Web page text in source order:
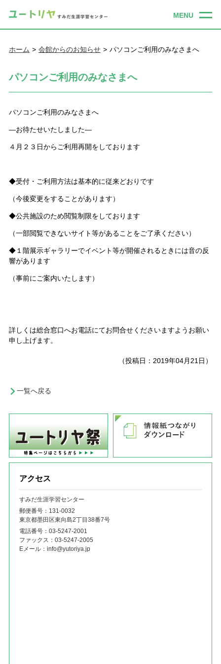
ホーム 会館からのお知らせ パソコンご利用のみなさまへ
パソコンご利用のみなさまへ
パソコンご利用のみなさまへ
―お待たせいたしました―
４月２３日からご利用再開をしております
◆受付・ご利用方法は基本的に従来どおりです
（今後変更をすることがあります）
◆公共施設のため閲覧制限をしております
（一部閲覧できないサイト等があることをご了承ください）
◆１階展示ギャラリーでイベント等が開催されるときには音の反
響があります
（事前にご案内いたします）
詳しくは総合窓口へお電話にてお問合せくださいますようお願い
申し上げます。
（投稿日：2019年04月21日）
一覧へ戻る
アクセス
すみだ生涯学習センター
郵便番号：131‐0032
東京都墨田区東向島2丁目38番7号
電話番号： 03-5247-2001
ファックス： 03-5247-2005
Eメール： info@yutoriya.jp